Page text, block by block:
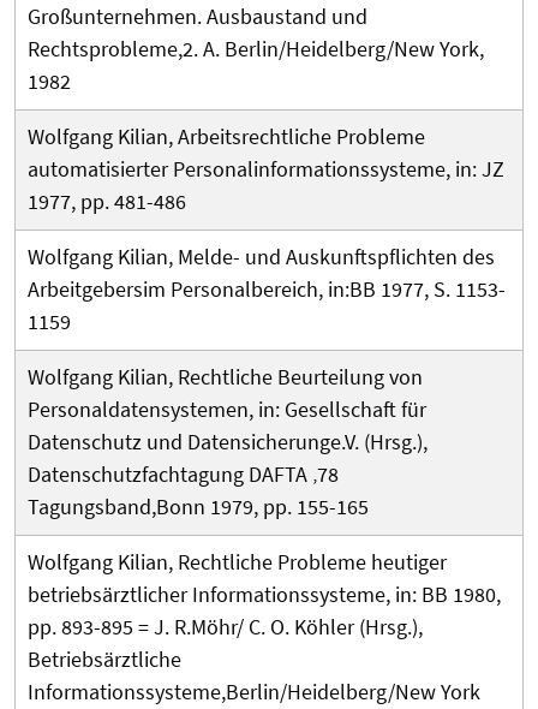
Großunternehmen. Ausbaustand und
Rechtsprobleme,2. A. Berlin/Heidelberg/New York,
1982
Wolfgang Kilian, Arbeitsrechtliche Probleme
automatisierter Personalinformationssysteme, in: JZ
1977, pp. 481-486
Wolfgang Kilian, Melde- und Auskunftspflichten des
Arbeitgebersim Personalbereich, in:BB 1977, S. 1153-
1159
Wolfgang Kilian, Rechtliche Beurteilung von
Personaldatensystemen, in: Gesellschaft für
Datenschutz und Datensicherunge.V. (Hrsg.),
Datenschutzfachtagung DAFTA ‚78
Tagungsband,Bonn 1979, pp. 155-165
Wolfgang Kilian, Rechtliche Probleme heutiger
betriebsärztlicher Informationssysteme, in: BB 1980,
pp. 893-895 = J. R.Möhr/ C. O. Köhler (Hrsg.),
Betriebsärztliche
Informationssysteme,Berlin/Heidelberg/New York